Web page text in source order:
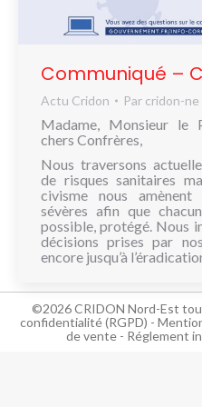
CONNAÎTRE
CONTACT
Communiqué –
Actu Cridon Par cridon-ne
Madame, Monsieur le
chers Confrères,
Nous traversons
de risques sanitaires
civisme nous
sévères afin que
possible, protégé. Nous
décisions prises par
encore jusqu’à
©2026 CRIDON Nord-Est
confidentialité (RGPD) -
de vente - Réglement